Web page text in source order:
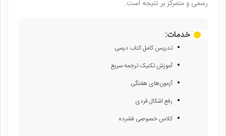
رسمی و متمرکز بر نتیجه است.
خدمات:
تدریس کامل کتاب درسی
آموزش تکنیک ترجمه سریع
آزمون‌های هفتگی
رفع اشکال فردی
کلاس خصوصی فشرده